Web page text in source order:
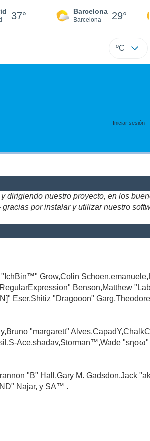
37° Barcelona
Barcelona 29°
ºC
Iniciar sesión
dirigiendo nuestro proyecto, en los
por instalar y utilizar nuestro
Grow,Colin
Benson,Matthew
Eser,Shitiz "Dragooon"
"margarett"
Ace,shadav,Storman™,Wade
"B" Hall,Gary M. Gadsdon,Jack
Najar, y SA™ .